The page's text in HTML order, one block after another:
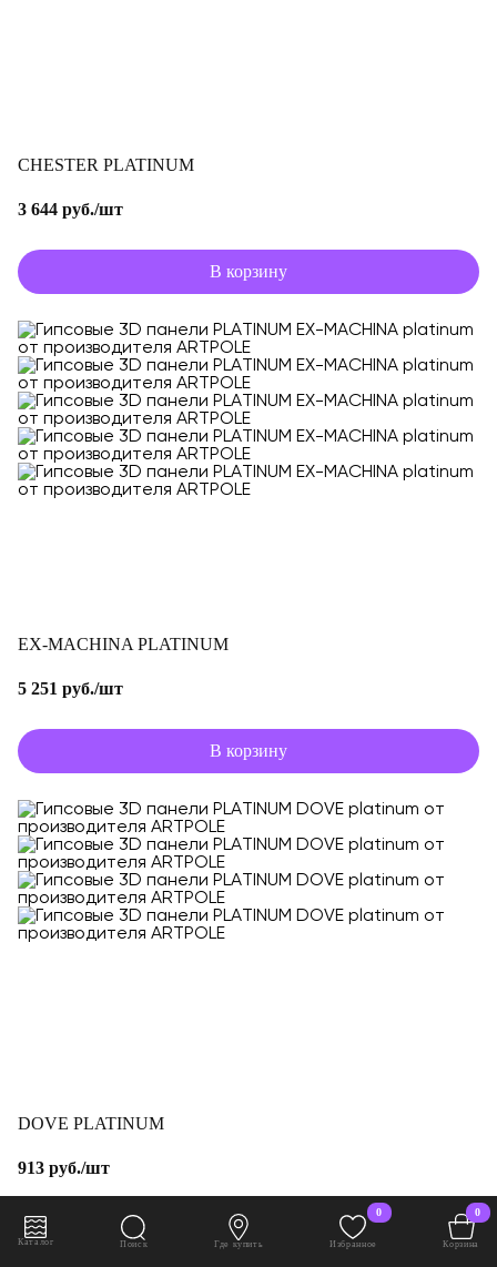
CHESTER PLATINUM
3 644 руб./шт
В корзину
EX-MACHINA PLATINUM
5 251 руб./шт
В корзину
DOVE PLATINUM
913 руб./шт
В корзину
Каталог Поиск Где купить
0
Избранное
0
Корзина